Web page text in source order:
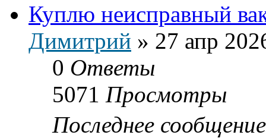
Куплю неисправный
Димитрий » 27 апр
0 Ответы
5071 Просмотры
Последнее